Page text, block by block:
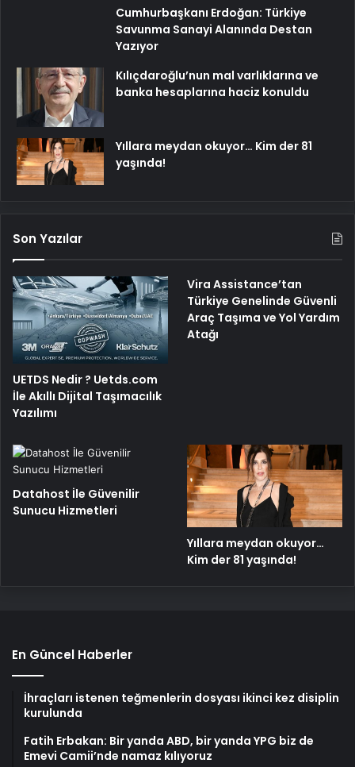
Cumhurbaşkanı Erdoğan: Türkiye
Savunma Sanayi Alanında Destan
Yazıyor
Kılıçdaroğlu’nun mal varlıklarına ve
banka hesaplarına haciz konuldu
Yıllara meydan okuyor… Kim der 81
yaşında!
Son Yazılar
UETDS Nedir ? Uetds.com
İle Akıllı Dijital Taşımacılık
Yazılımı
Vira Assistance’tan
Türkiye Genelinde Güvenli
Araç Taşıma ve Yol Yardım
Atağı
Datahost İle Güvenilir
Sunucu Hizmetleri
Yıllara meydan okuyor…
Kim der 81 yaşında!
En Güncel Haberler
İhraçları istenen teğmenlerin dosyası ikinci kez disiplin
kurulunda
Fatih Erbakan: Bir yanda ABD, bir yanda YPG biz de
Emevi Camii’nde namaz kılıyoruz